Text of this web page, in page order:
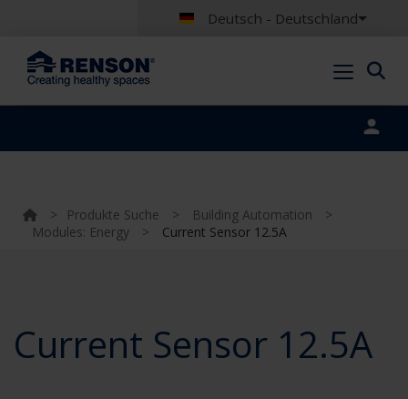
Deutsch - Deutschland
> Produkte Suche > Building Automation
>
Modules: Energy
> Current Sensor 12.5A
Current Sensor 12.5A